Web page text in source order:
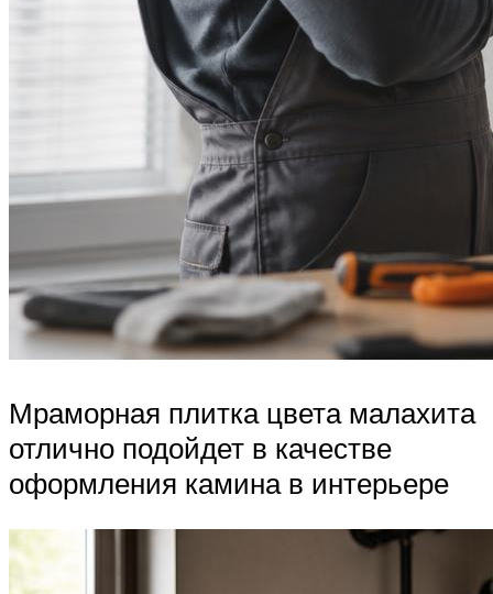
Мраморная плитка цвета малахита
отлично подойдет в качестве
оформления камина в интерьере